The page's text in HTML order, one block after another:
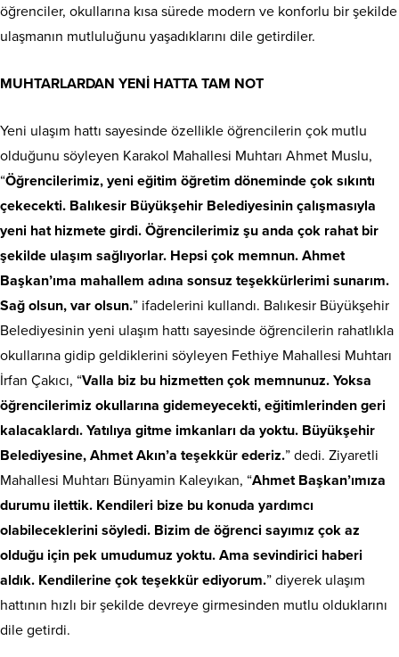
öğrenciler, okullarına kısa sürede modern ve konforlu bir şekilde
ulaşmanın mutluluğunu yaşadıklarını dile getirdiler.
MUHTARLARDAN YENİ HATTA TAM NOT
Yeni ulaşım hattı sayesinde özellikle öğrencilerin çok mutlu
olduğunu söyleyen Karakol Mahallesi Muhtarı Ahmet Muslu,
“Öğrencilerimiz, yeni eğitim öğretim döneminde çok sıkıntı
çekecekti. Balıkesir Büyükşehir Belediyesinin çalışmasıyla
yeni hat hizmete girdi. Öğrencilerimiz şu anda çok rahat bir
şekilde ulaşım sağlıyorlar. Hepsi çok memnun. Ahmet
Başkan’ıma mahallem adına sonsuz teşekkürlerimi sunarım.
Sağ olsun, var olsun.” ifadelerini kullandı. Balıkesir Büyükşehir
Belediyesinin yeni ulaşım hattı sayesinde öğrencilerin rahatlıkla
okullarına gidip geldiklerini söyleyen Fethiye Mahallesi Muhtarı
İrfan Çakıcı, “Valla biz bu hizmetten çok memnunuz. Yoksa
öğrencilerimiz okullarına gidemeyecekti, eğitimlerinden geri
kalacaklardı. Yatılıya gitme imkanları da yoktu. Büyükşehir
Belediyesine, Ahmet Akın’a teşekkür ederiz.” dedi. Ziyaretli
Mahallesi Muhtarı Bünyamin Kaleyıkan, “Ahmet Başkan’ımıza
durumu ilettik. Kendileri bize bu konuda yardımcı
olabileceklerini söyledi. Bizim de öğrenci sayımız çok az
olduğu için pek umudumuz yoktu. Ama sevindirici haberi
aldık. Kendilerine çok teşekkür ediyorum.” diyerek ulaşım
hattının hızlı bir şekilde devreye girmesinden mutlu olduklarını
dile getirdi.